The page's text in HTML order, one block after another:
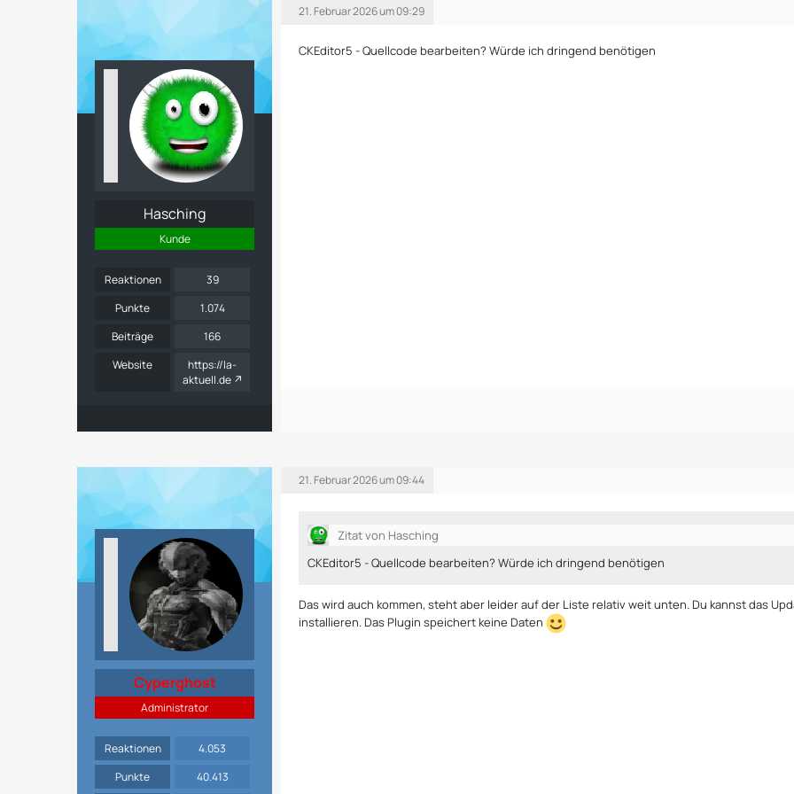
Hasching
Kunde
Reaktionen
39
Punkte
1.074
Beiträge
166
Website
https://la-
aktuell.de
21. Februar 2026 um 09:29
CKEditor5 - Quellcode bearbeiten? Würde ich dringend benötigen
Cyperghost
Administrator
Reaktionen
4.053
Punkte
40.413
21. Februar 2026 um 09:44
Zitat von Hasching
CKEditor5 - Quellcode bearbeiten? Würde ich dringend benötigen
Das wird auch kommen, steht aber leider auf der Liste relativ weit unten. Du kannst das
installieren. Das Plugin speichert keine Daten